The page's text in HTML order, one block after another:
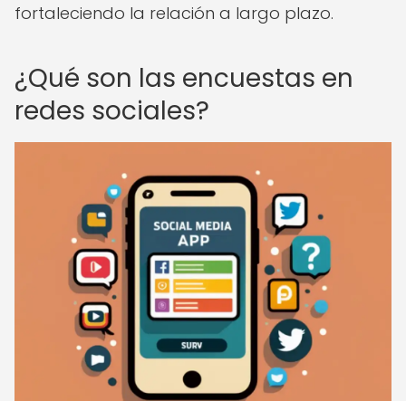
fortaleciendo la relación a largo plazo.
¿Qué son las encuestas en
redes sociales?